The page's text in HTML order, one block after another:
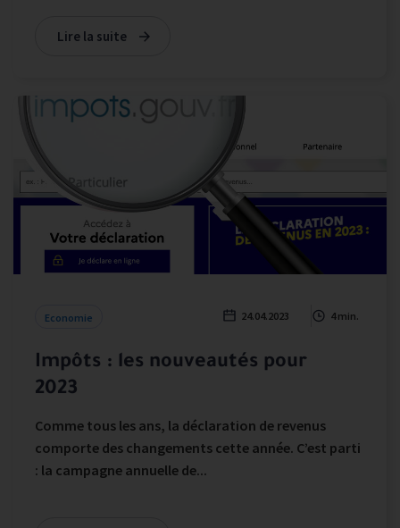
Lire la suite
Economie 24.04.2023 4 min.
Impôts : les nouveautés pour
2023
Comme tous les ans, la déclaration de revenus
comporte des changements cette année. C’est parti
: la campagne annuelle de...